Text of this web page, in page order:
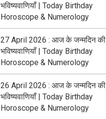
भविष्यवाणियाँ | Today Birthday
Horoscope & Numerology
27 April 2026 : आज के जन्मदिन की
भविष्यवाणियाँ | Today Birthday
Horoscope & Numerology
26 April 2026 : आज के जन्मदिन की
भविष्यवाणियाँ | Today Birthday
Horoscope & Numerology